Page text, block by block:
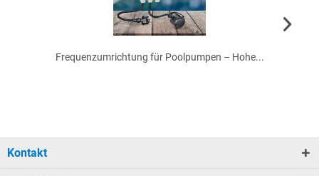
Frequenzumrichtung für Poolpumpen – Hohe...
Kontakt